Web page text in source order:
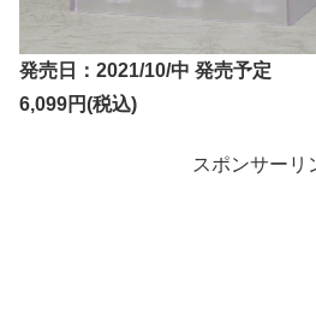
発売日：2021/10/中 発売予定
6,099円(税込)
スポンサーリ